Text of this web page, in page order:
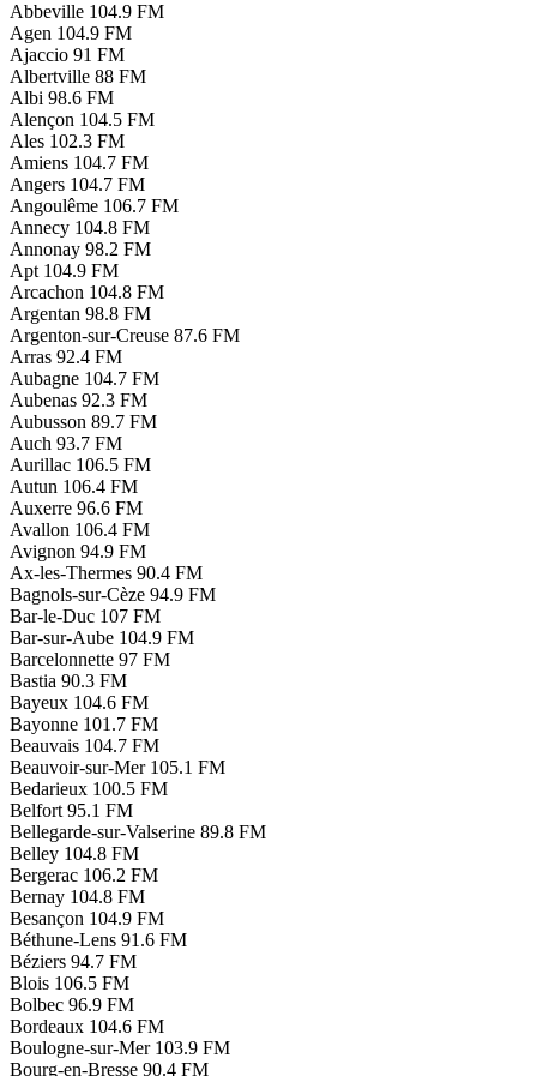
Abbeville 104.9 FM
Agen 104.9 FM
Ajaccio 91 FM
Albertville 88 FM
Albi 98.6 FM
Alençon 104.5 FM
Ales 102.3 FM
Amiens 104.7 FM
Angers 104.7 FM
Angoulême 106.7 FM
Annecy 104.8 FM
Annonay 98.2 FM
Apt 104.9 FM
Arcachon 104.8 FM
Argentan 98.8 FM
Argenton-sur-Creuse 87.6 FM
Arras 92.4 FM
Aubagne 104.7 FM
Aubenas 92.3 FM
Aubusson 89.7 FM
Auch 93.7 FM
Aurillac 106.5 FM
Autun 106.4 FM
Auxerre 96.6 FM
Avallon 106.4 FM
Avignon 94.9 FM
Ax-les-Thermes 90.4 FM
Bagnols-sur-Cèze 94.9 FM
Bar-le-Duc 107 FM
Bar-sur-Aube 104.9 FM
Barcelonnette 97 FM
Bastia 90.3 FM
Bayeux 104.6 FM
Bayonne 101.7 FM
Beauvais 104.7 FM
Beauvoir-sur-Mer 105.1 FM
Bedarieux 100.5 FM
Belfort 95.1 FM
Bellegarde-sur-Valserine 89.8 FM
Belley 104.8 FM
Bergerac 106.2 FM
Bernay 104.8 FM
Besançon 104.9 FM
Béthune-Lens 91.6 FM
Béziers 94.7 FM
Blois 106.5 FM
Bolbec 96.9 FM
Bordeaux 104.6 FM
Boulogne-sur-Mer 103.9 FM
Bourg-en-Bresse 90.4 FM